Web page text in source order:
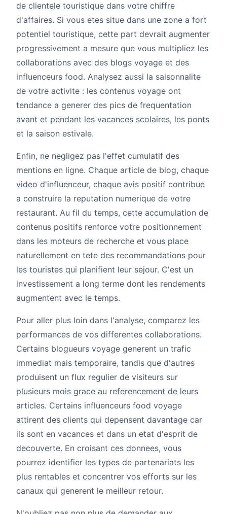
de clientele touristique dans votre chiffre
d'affaires. Si vous etes situe dans une zone a fort
potentiel touristique, cette part devrait augmenter
progressivement a mesure que vous multipliez les
collaborations avec des blogs voyage et des
influenceurs food. Analysez aussi la saisonnalite
de votre activite : les contenus voyage ont
tendance a generer des pics de frequentation
avant et pendant les vacances scolaires, les ponts
et la saison estivale.
Enfin, ne negligez pas l'effet cumulatif des
mentions en ligne. Chaque article de blog, chaque
video d'influenceur, chaque avis positif contribue
a construire la reputation numerique de votre
restaurant. Au fil du temps, cette accumulation de
contenus positifs renforce votre positionnement
dans les moteurs de recherche et vous place
naturellement en tete des recommandations pour
les touristes qui planifient leur sejour. C'est un
investissement a long terme dont les rendements
augmentent avec le temps.
Pour aller plus loin dans l'analyse, comparez les
performances de vos differentes collaborations.
Certains blogueurs voyage generent un trafic
immediat mais temporaire, tandis que d'autres
produisent un flux regulier de visiteurs sur
plusieurs mois grace au referencement de leurs
articles. Certains influenceurs food voyage
attirent des clients qui depensent davantage car
ils sont en vacances et dans un etat d'esprit de
decouverte. En croisant ces donnees, vous
pourrez identifier les types de partenariats les
plus rentables et concentrer vos efforts sur les
canaux qui generent le meilleur retour.